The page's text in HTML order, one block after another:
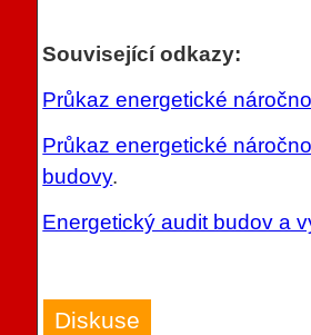
Související odkazy:
Průkaz energetické
Průkaz energetické
budovy.
Energetický audit budov a
Diskuse